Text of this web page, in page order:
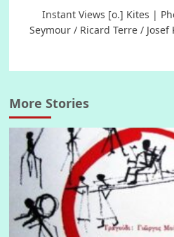
Instant Views [o.] Kites |
Seymour / Ricard Terre /
More Stories